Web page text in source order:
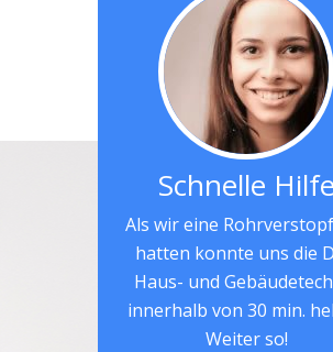
Schnelle Hilfe
Als wir eine
hatten konnte uns die
Haus- und
innerhalb von 30 min.
Weiter so!